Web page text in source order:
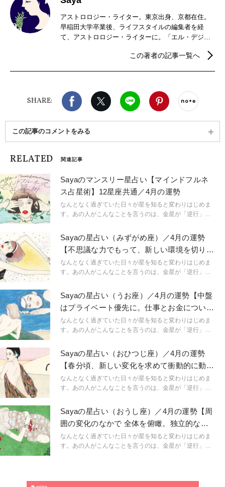
アストロロジー・ライター。東京出身、京都在住。
早稲田大学卒業後、ライフスタイルの編集者を経
て、アストロロジー・ライターに。「エル・デジタ
夫と二人で暮らし、星を読み、畑を耕す傍ら、茶道
この著者の記事一覧へ
SHARE:
Facebook X（旧twitter）
LINE Pinterest
この記事のコメントをみる
RELATED 関連記事
Sayaのマンスリー星占い【マインドフルネ
ス占星術】12星座共通／4月の運勢
なんとなく過ぎていた日々が星を知ると変わりはじめま
す。あの人がこんなことを言うのは、金星が「逆行」し
い。こんなにも気持ちが盛り上がるのは満月だからと言
うように。星という眼鏡をもつことで、小さなささやき
や予兆にも気づき始め、「今、ここ」に集中できるよう
に。マインドフルに生きられるようになるのです。
「今、ここ」を生きるためのマインドフルネスな占星術
Sayaの星占い（みずがめ座）／4月の運勢
【不思議な力でもって、新しい環境を切りひ
らく】
なんとなく過ぎていた日々が星を知ると変わりはじめま
す。あの人がこんなことを言うのは、金星が「逆行」し
い。こんなにも気持ちが盛り上がるのは満月だからと言
うように。星という眼鏡をもつことで、小さなささやき
や予兆にも気づき始め、「今、ここ」に集中できるよう
に。マインドフルに生きられるようになるのです。
「今、ここ」を生きるためのマインドフルネスな占星術
Sayaの星占い（うお座）／4月の運勢【中盤
はプライベート優先に。仕事とお金について
も考えて】
なんとなく過ぎていた日々が星を知ると変わりはじめま
す。あの人がこんなことを言うのは、金星が「逆行」し
い。こんなにも気持ちが盛り上がるのは満月だからと言
うように。星という眼鏡をもつことで、小さなささやき
や予兆にも気づき始め、「今、ここ」に集中できるよう
に。マインドフルに生きられるようになるのです。
「今、ここ」を生きるためのマインドフルネスな占星術
Sayaの星占い（おひつじ座）／4月の運勢
【春分頃、新しい変化を求めて衝動的に動き
たくなるかも】
なんとなく過ぎていた日々が星を知ると変わりはじめま
す。あの人がこんなことを言うのは、金星が「逆行」し
い。こんなにも気持ちが盛り上がるのは満月だからと言
うように。星という眼鏡をもつことで、小さなささやき
や予兆にも気づき始め、「今、ここ」に集中できるよう
に。マインドフルに生きられるようになるのです。
「今、ここ」を生きるためのマインドフルネスな占星術
Sayaの星占い（おうし座）／4月の運勢【周
囲の変化のなかで 全体を俯瞰。独立的な立
場をキープ】
なんとなく過ぎていた日々が星を知ると変わりはじめま
す。あの人がこんなことを言うのは、金星が「逆行」し